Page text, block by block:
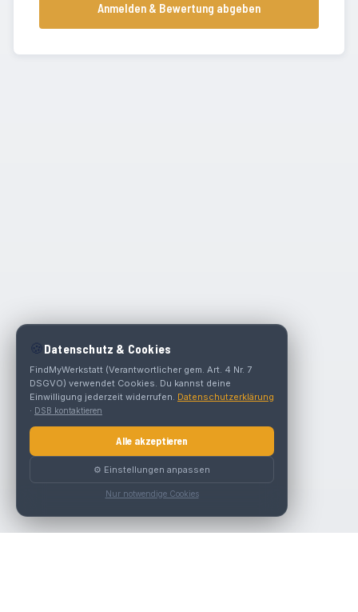
Anmelden & Bewertung abgeben
🍪 Datenschutz & Cookies
FindMyWerkstatt (Verantwortlicher gem. Art. 4 Nr. 7
DSGVO) verwendet Cookies. Du kannst deine
Einwilligung jederzeit widerrufen. Datenschutzerklärung
· DSB kontaktieren
Alle akzeptieren
⚙️ Einstellungen anpassen
Nur notwendige Cookies